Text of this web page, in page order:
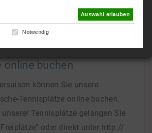
online buchen
können Sie unsere
Tennisplätze online buchen.
Tennisplätze gelangen Sie
oder direkt unter http://
Auswahl erlauben
Notwendig